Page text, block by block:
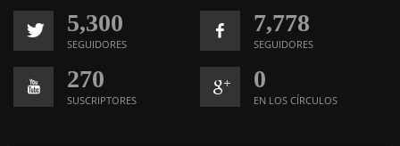
5,300
SEGUIDORES
7,778
SEGUIDORES
270
SUSCRIPTORES
0
EN LOS CÍRCULOS